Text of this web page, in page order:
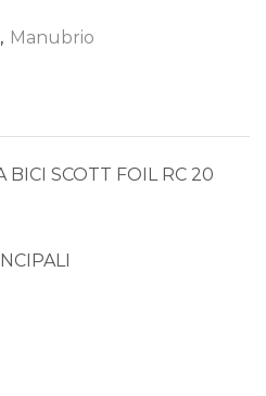
, Manubrio
SCOTT FOIL RC 20